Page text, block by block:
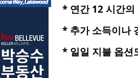
* 연간12 시간의
* 추가 소득이나
* 일일 지불 옵션